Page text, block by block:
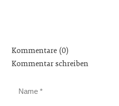
Kommentare (0)
Kommentar schreiben